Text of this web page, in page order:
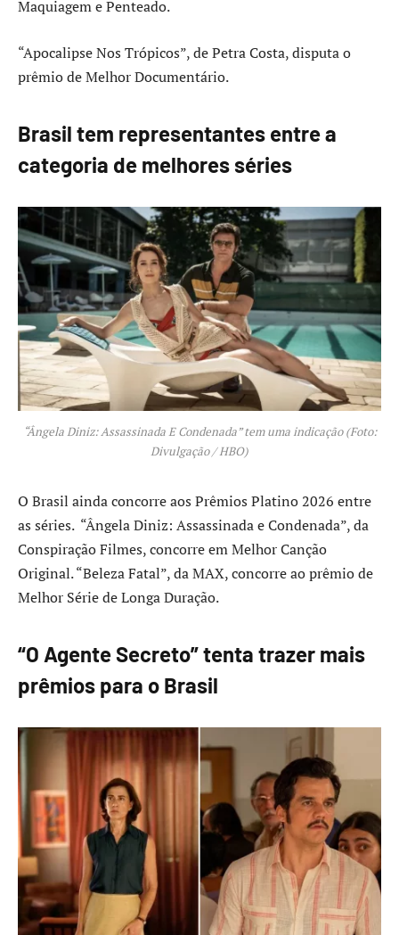
Maquiagem e Penteado.
“Apocalipse Nos Trópicos”, de Petra Costa, disputa o
prêmio de Melhor Documentário.
Brasil tem representantes entre a
categoria de melhores séries
“Ângela Diniz: Assassinada E Condenada” tem uma indicação (Foto:
Divulgação / HBO)
O Brasil ainda concorre aos Prêmios Platino 2026 entre
as séries. “Ângela Diniz: Assassinada e Condenada”, da
Conspiração Filmes, concorre em Melhor Canção
Original. “Beleza Fatal”, da MAX, concorre ao prêmio de
Melhor Série de Longa Duração.
“O Agente Secreto” tenta trazer mais
prêmios para o Brasil